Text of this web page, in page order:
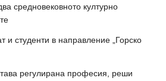
средновековното културно
и студенти в направление „Горско
регулирана професия, реши